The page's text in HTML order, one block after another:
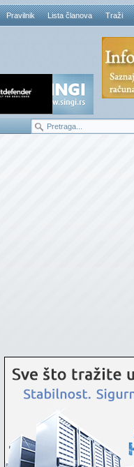
Pravilnik Lista članova Traži